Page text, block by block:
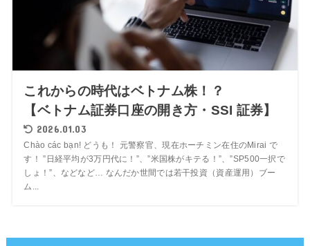
これからの時代はベトナム株！？
【ベトナム証券口座の開き方・SSI 証券】
2026.01.03
Chào các bạn! どうも！ 元警察官、現在ホーチミン在住のMirai で
す！ ”日経平均が3万円代に！”、”米国株がキテる！”、”SP500一択で
しょ！”、などなど… なんだか世間では若干投資（資産運用）ブー
ム...